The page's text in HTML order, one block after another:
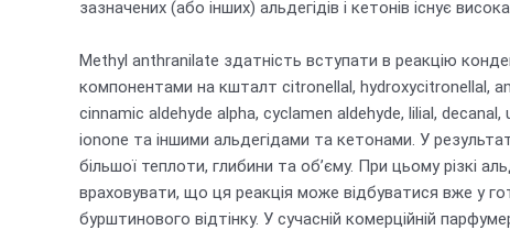
зазначених (або інших) альдегідів і кетонів існує
Methyl anthranilate здатність вступати в реакцію
компонентами на кшталт citronellal, hydroxycitronellal,
cinnamic aldehyde alpha, cyclamen aldehyde, lilial,
ionone та іншими альдегідами та кетонами. У
більшої теплоти, глибини та об’єму. При цьому різкі
враховувати, що ця реакція може відбуватися вже у
бурштинового відтінку. У сучасній комерційній